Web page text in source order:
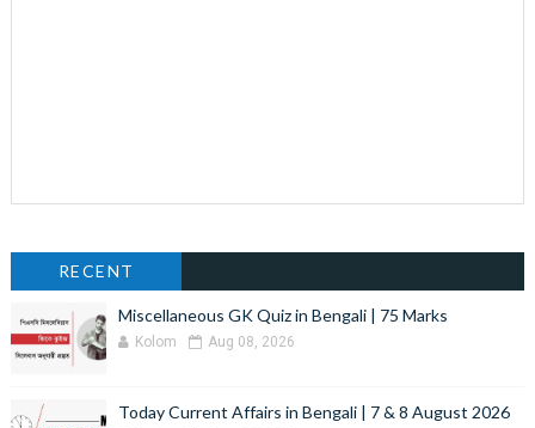
RECENT
Miscellaneous GK Quiz in Bengali | 75 Marks
Kolom Aug 08, 2026
Today Current Affairs in Bengali | 7 & 8 August 2026